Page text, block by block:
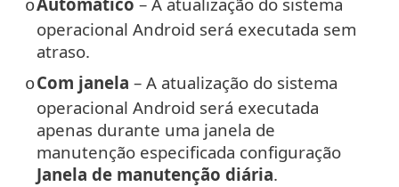
o
operacional Android será executada sem
atraso.
oCom janela – A atualização do sistema
operacional Android será executada
apenas durante uma janela de
manutenção especificada configuração
Janela de manutenção diária.